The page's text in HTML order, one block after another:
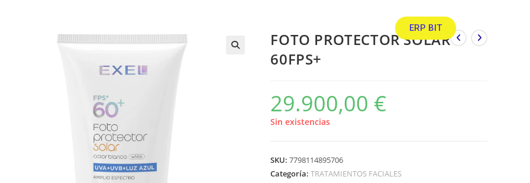
ERP BIT
FOTO PROTECTOR SOLAR
60FPS+
29.900,00 €
Sin existencias
SKU:7798114895706
Categoría:TRATAMIENTOS FACIALES